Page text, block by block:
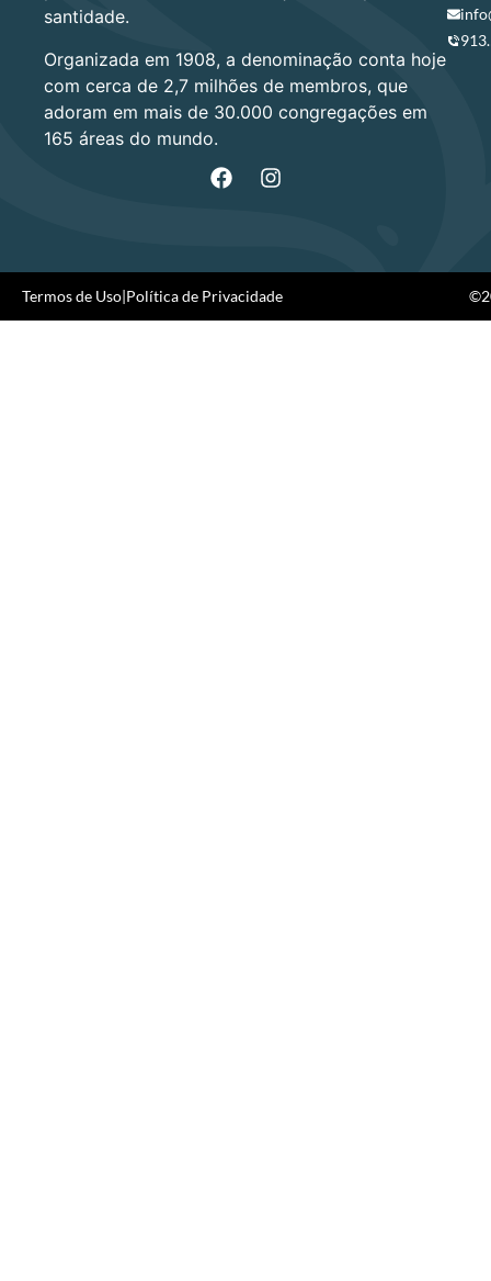
santidade.
Organizada em 1908, a denominação conta hoje
com cerca de 2,7 milhões de membros, que
adoram em mais de 30.000 congregações em
165 áreas do mundo.
Termos de Uso|Política de Privacidade